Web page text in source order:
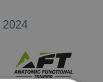
2024